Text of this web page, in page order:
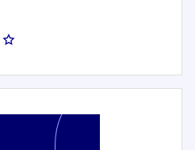
: Un technicien SIG (H/F) - CC